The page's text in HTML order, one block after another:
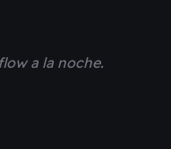
a la noche.